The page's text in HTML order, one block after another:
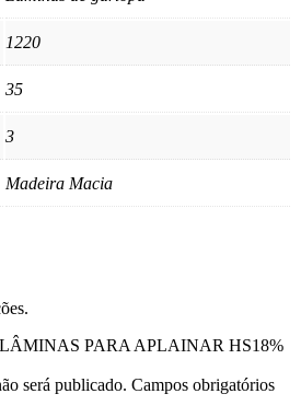
1220
35
3
Madeira Macia
PARA APLAINAR HS18%
será publicado. Campos obrigatórios